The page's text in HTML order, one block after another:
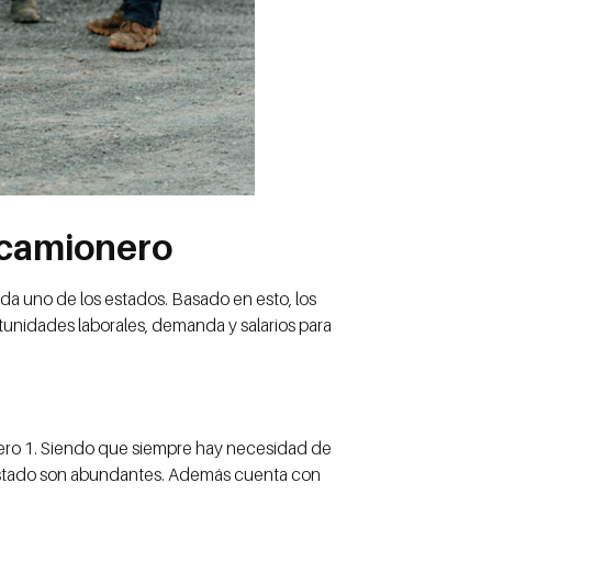
uno de los estados. Basado en esto, los
laborales, demanda y salarios para
1. Siendo que siempre hay necesidad de
son abundantes. Además cuenta con